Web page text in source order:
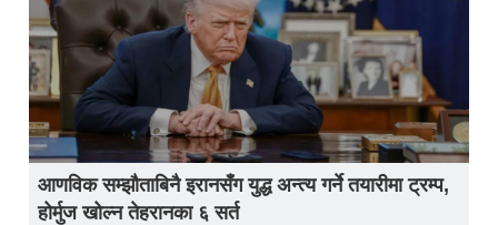
आणविक सम्झौताबिनै इरानसँग युद्ध अन्त्य गर्ने तयारीमा ट्रम्प,
होर्मुज खोल्न तेहरानका ६ सर्त